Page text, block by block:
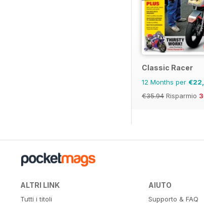
Classic Racer
12 Months per
€35.94 Risparmio
ALTRI LINK
Tutti i titoli
AIUTO
Supporto & FAQ